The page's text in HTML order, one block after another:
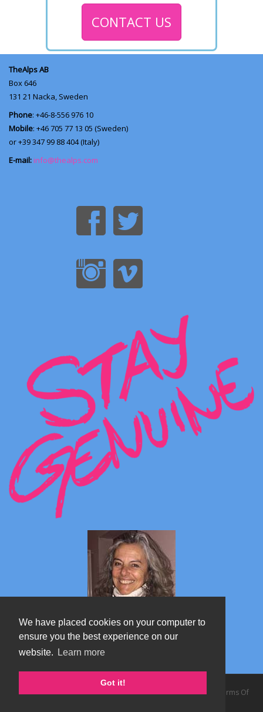
We have placed cookies on your computer to
ensure you the best experience on our
website.
Learn more
Got it!
CONTACT US
TheAlps AB
Box 646
131 21 Nacka, Sweden
Phone: +46-8-556 976 10
Mobile: +46 705 77 13 05 (Sweden)
or +39 347 99 88 404 (Italy)
E-mail: info@thealps.com
Marta's blog about Monterosa
Copyright 2026 by TheAlps AB | Privacy Statement |
Terms Of